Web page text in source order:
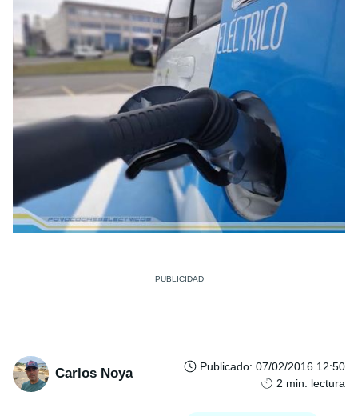
Carlos Noya Publicado: 07/02/2016 12:50
2 min. lectura